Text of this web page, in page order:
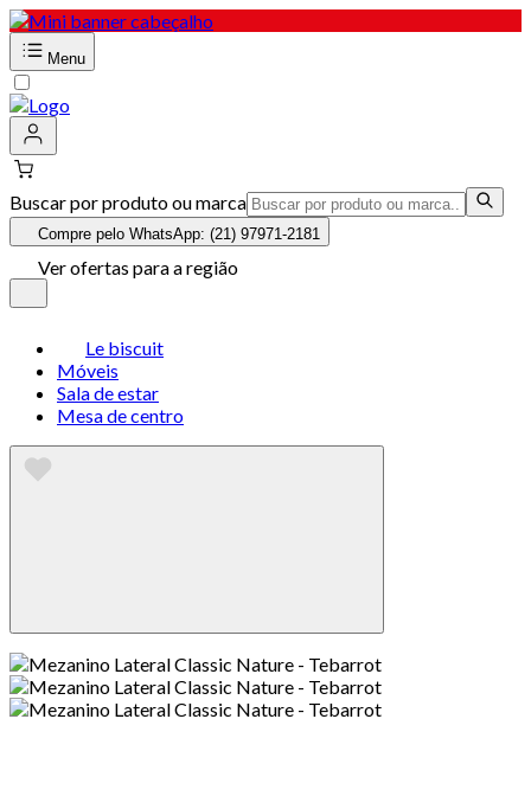
Menu
Buscar por produto ou marca
Compre pelo WhatsApp: (21) 97971-2181
Ver ofertas para a região
Le biscuit
Móveis
Sala de estar
Mesa de centro